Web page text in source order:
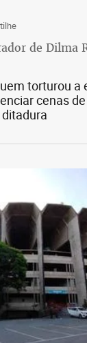
de Dilma
torturou a
cenas